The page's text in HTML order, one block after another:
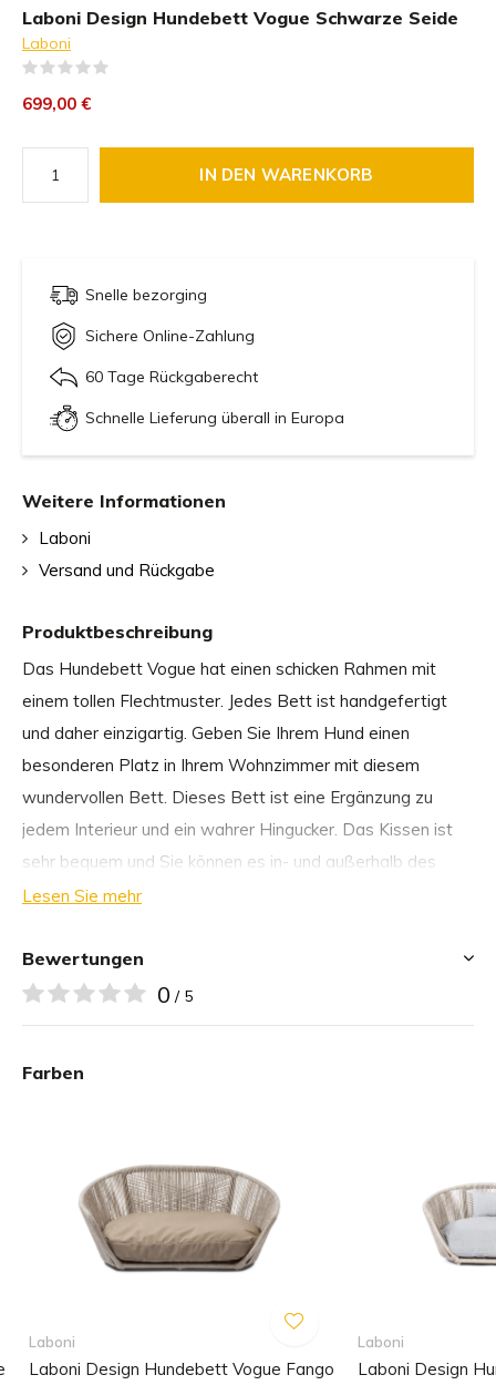
Laboni Design Hundebett Vogue Schwarze Seide
Laboni
699,00 €
IN DEN WARENKORB
Snelle bezorging
Sichere Online-Zahlung
60 Tage Rückgaberecht
Schnelle Lieferung überall in Europa
Produktbeschreibung
Das Hundebett Vogue hat einen schicken Rahmen mit
einem tollen Flechtmuster. Jedes Bett ist handgefertigt
und daher einzigartig. Geben Sie Ihrem Hund einen
besonderen Platz in Ihrem Wohnzimmer mit diesem
wundervollen Bett. Dieses Bett ist eine Ergänzung zu
jedem Interieur und ein wahrer Hingucker. Das Kissen ist
sehr bequem und Sie können es in- und außerhalb des
Bettes verwenden. Der Kissenbezug ist schmutz- und
Grad gewaschen werden. Hundebett Vogue kann leicht
sauber gehalten werden, so dass Ihr Hund den perfekten
Ort zum Ausruhen hat.
Warum wir ein Hundebett Vogue von Laboni Design
Handgefertigt in Deutschland
Einzigartig und elegant
Komfortabel für Ihren Hund
Hergestellt aus recyceltem Material
Das Kissen ist schmutz- und wasserabweisend
Einfach sauber zu halten
Farbe: Schwarze Seide
Lesen Sie mehr
Weitere Informationen
Laboni
Versand und Rückgabe
Bewertungen
0 / 5
Farben
Laboni
Laboni Design Hundebett Vogue Fango
Laboni
Laboni Design